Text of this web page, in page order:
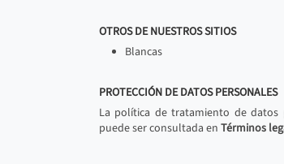
OTROS DE NUESTROS SITIOS
Blancas
PROTECCIÓN DE DATOS PERSONALES
La política de tratamiento de datos
puede ser consultada en Términos